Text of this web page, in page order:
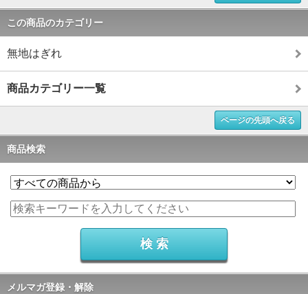
この商品のカテゴリー
無地はぎれ
商品カテゴリー一覧
ページの先頭へ戻る
商品検索
メルマガ登録・解除